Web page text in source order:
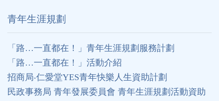
⻘年生涯規劃
「路…一直都在！」青年生涯規劃服務計劃
「路…一直都在！」活動介紹
招商局‧仁愛堂YES青年快樂人生資助計劃
民政事務局 青年發展委員會 青年生涯規劃活動資助